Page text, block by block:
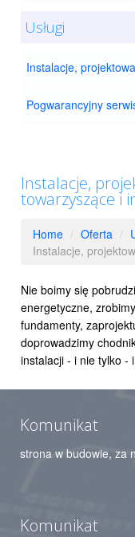
Usługi
Instalacje,
Pogwarancyjny
Instalacje,
towarzyszące i
Home / Oferta /
Instalacje,
Nie boimy się
energetyczne,
fundamenty,
doprowadzimy
instalacji - i nie tylko -
Komunikat
strona w budowie, za
Komunikat